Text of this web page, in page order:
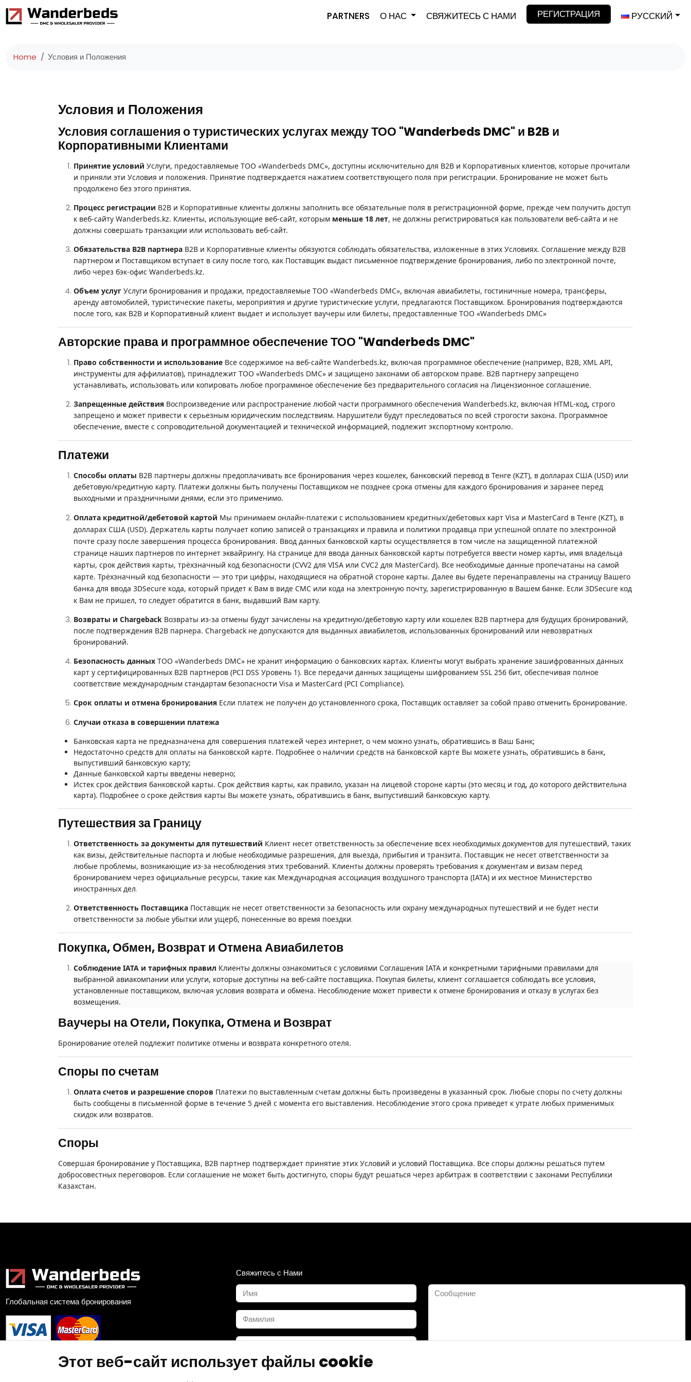
PARTNERS О НАС СВЯЖИТЕСЬ С НАМИ РЕГИСТРАЦИЯ РУССКИЙ
Home Условия и Положения
Условия и Положения
Условия соглашения о туристических услугах между ТОО "Wanderbeds DMC" и B2B и
Корпоративными Клиентами
Принятие условий Услуги, предоставляемые ТОО «Wanderbeds DMC», доступны исключительно для B2B и Корпоративных клиентов, которые прочитали
и приняли эти Условия и положения. Принятие подтверждается нажатием соответствующего поля при регистрации. Бронирование не может быть
продолжено без этого принятия.
Процесс регистрации B2B и Корпоративные клиенты должны заполнить все обязательные поля в регистрационной форме, прежде чем получить доступ
к веб-сайту Wanderbeds.kz. Клиенты, использующие веб-сайт, которым меньше 18 лет, не должны регистрироваться как пользователи веб-сайта и не
должны совершать транзакции или использовать веб-сайт.
Обязательства B2B партнера B2B и Корпоративные клиенты обязуются соблюдать обязательства, изложенные в этих Условиях. Соглашение между B2B
партнером и Поставщиком вступает в силу после того, как Поставщик выдаст письменное подтверждение бронирования, либо по электронной почте,
либо через бэк-офис Wanderbeds.kz.
Объем услуг Услуги бронирования и продажи, предоставляемые ТОО «Wanderbeds DMC», включая авиабилеты, гостиничные номера, трансферы,
аренду автомобилей, туристические пакеты, мероприятия и другие туристические услуги, предлагаются Поставщиком. Бронирования подтверждаются
после того, как B2B и Корпоративный клиент выдает и использует ваучеры или билеты, предоставленные ТОО «Wanderbeds DMC»
Авторские права и программное обеспечение ТОО "Wanderbeds DMC"
Право собственности и использование Все содержимое на веб-сайте Wanderbeds.kz, включая программное обеспечение (например, B2B, XML API,
инструменты для аффилиатов), принадлежит ТОО «Wanderbeds DMC» и защищено законами об авторском праве. B2B партнеру запрещено
устанавливать, использовать или копировать любое программное обеспечение без предварительного согласия на Лицензионное соглашение.
Запрещенные действия Воспроизведение или распространение любой части программного обеспечения Wanderbeds.kz, включая HTML-код, строго
запрещено и может привести к серьезным юридическим последствиям. Нарушители будут преследоваться по всей строгости закона. Программное
обеспечение, вместе с сопроводительной документацией и технической информацией, подлежит экспортному контролю.
Платежи
Способы оплаты B2B партнеры должны предоплачивать все бронирования через кошелек, банковский перевод в Тенге (KZT), в долларах США (USD) или
дебетовую/кредитную карту. Платежи должны быть получены Поставщиком не позднее срока отмены для каждого бронирования и заранее перед
выходными и праздничными днями, если это применимо.
Оплата кредитной/дебетовой картой Мы принимаем онлайн-платежи с использованием кредитных/дебетовых карт Visa и MasterCard в Тенге (KZT), в
долларах США (USD). Держатель карты получает копию записей о транзакциях и правила и политики продавца при успешной оплате по электронной
почте сразу после завершения процесса бронирования. Ввод данных банковской карты осуществляется в том числе на защищенной платежной
странице наших партнеров по интернет эквайрингу. На странице для ввода данных банковской карты потребуется ввести номер карты, имя владельца
карты, срок действия карты, трёхзначный код безопасности (CVV2 для VISA или CVC2 для MasterCard). Все необходимые данные пропечатаны на самой
карте. Трёхзначный код безопасности — это три цифры, находящиеся на обратной стороне карты. Далее вы будете перенаправлены на страницу Вашего
банка для ввода 3DSecure кода, который придет к Вам в виде СМС или кода на электронную почту, зарегистрированную в Вашем банке. Если 3DSecure код
к Вам не пришел, то следует обратится в банк, выдавший Вам карту.
Возвраты и Chargeback Возвраты из-за отмены будут зачислены на кредитную/дебетовую карту или кошелек B2B партнера для будущих бронирований,
после подтверждения B2B парнера. Chargeback не допускаются для выданных авиабилетов, использованных бронирований или невозвратных
бронирований.
Безопасность данных ТОО «Wanderbeds DMC» не хранит информацию о банковских картах. Клиенты могут выбрать хранение зашифрованных данных
карт у сертифицированных B2B партнеров (PCI DSS Уровень 1). Все передачи данных защищены шифрованием SSL 256 бит, обеспечивая полное
соответствие международным стандартам безопасности Visa и MasterCard (PCI Compliance).
Срок оплаты и отмена бронирования Если платеж не получен до установленного срока, Поставщик оставляет за собой право отменить бронирование.
Случаи отказа в совершении платежа
Банковская карта не предназначена для совершения платежей через интернет, о чем можно узнать, обратившись в Ваш Банк;
Недостаточно средств для оплаты на банковской карте. Подробнее о наличии средств на банковской карте Вы можете узнать, обратившись в банк,
выпустивший банковскую карту;
Данные банковской карты введены неверно;
Истек срок действия банковской карты. Срок действия карты, как правило, указан на лицевой стороне карты (это месяц и год, до которого действительна
карта). Подробнее о сроке действия карты Вы можете узнать, обратившись в банк, выпустивший банковскую карту.
Путешествия за Границу
Ответственность за документы для путешествий Клиент несет ответственность за обеспечение всех необходимых документов для путешествий, таких
как визы, действительные паспорта и любые необходимые разрешения, для выезда, прибытия и транзита. Поставщик не несет ответственности за
любые проблемы, возникающие из-за несоблюдения этих требований. Клиенты должны проверять требования к документам и визам перед
бронированием через официальные ресурсы, такие как Международная ассоциация воздушного транспорта (IATA) и их местное Министерство
иностранных дел.
Ответственность Поставщика Поставщик не несет ответственности за безопасность или охрану международных путешествий и не будет нести
ответственности за любые убытки или ущерб, понесенные во время поездки.
Покупка, Обмен, Возврат и Отмена Авиабилетов
Соблюдение IATA и тарифных правил Клиенты должны ознакомиться с условиями Соглашения IATA и конкретными тарифными правилами для
выбранной авиакомпании или услуги, которые доступны на веб-сайте поставщика. Покупая билеты, клиент соглашается соблюдать все условия,
установленные поставщиком, включая условия возврата и обмена. Несоблюдение может привести к отмене бронирования и отказу в услугах без
возмещения.
Ваучеры на Отели, Покупка, Отмена и Возврат
Бронирование отелей подлежит политике отмены и возврата конкретного отеля.
Споры по счетам
Оплата счетов и разрешение споров Платежи по выставленным счетам должны быть произведены в указанный срок. Любые споры по счету должны
быть сообщены в письменной форме в течение 5 дней с момента его выставления. Несоблюдение этого срока приведет к утрате любых применимых
скидок или возвратов.
Споры
Совершая бронирование у Поставщика, B2B партнер подтверждает принятие этих Условий и условий Поставщика. Все споры должны решаться путем
добросовестных переговоров. Если соглашение не может быть достигнуто, споры будут решаться через арбитраж в соответствии с законами Республики
Казахстан.
Глобальная система бронирования
Свяжитесь с Нами
Этот веб-сайт использует файлы cookie